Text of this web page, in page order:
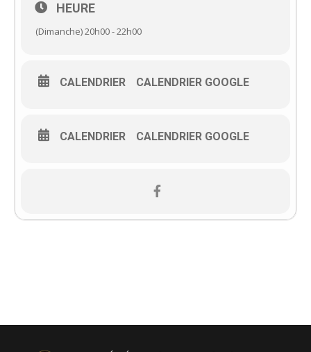
HEURE
(Dimanche) 20h00 - 22h00
CALENDRIER CALENDRIER GOOGLE
CALENDRIER CALENDRIER GOOGLE